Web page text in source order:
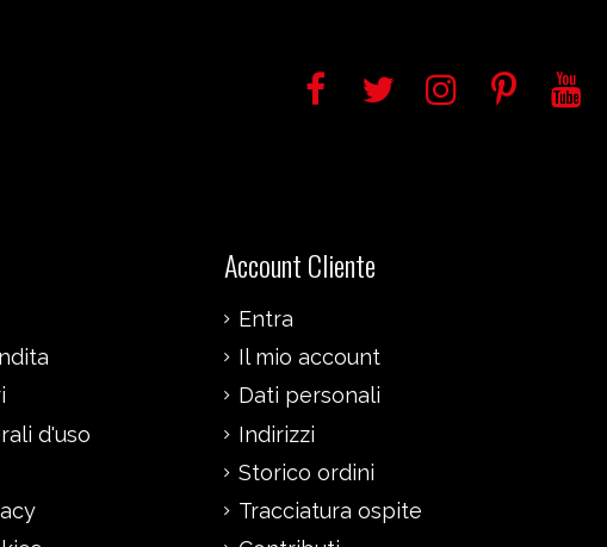
d'uso
Account Cliente
Entra
Il mio account
Dati personali
Indirizzi
Storico ordini
Tracciatura ospite